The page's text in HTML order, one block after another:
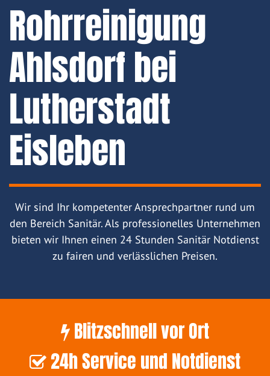
Rohrreinigung
Ahlsdorf bei
Lutherstadt
Eisleben
Wir sind Ihr kompetenter Ansprechpartner rund um
den Bereich Sanitär. Als professionelles Unternehmen
bieten wir Ihnen einen 24 Stunden Sanitär Notdienst
zu fairen und verlässlichen Preisen.
Blitzschnell vor Ort
24h Service und Notdienst